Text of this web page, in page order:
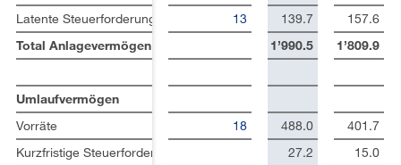
13
139.7
157.6
1’990.5
1’809.9
18 488.0
401.7
27.2
15.0
Latente Steuerforderungen
Total Anlagevermögen
Umlaufvermögen
Vorräte
Kurzfristige Steuerforderungen